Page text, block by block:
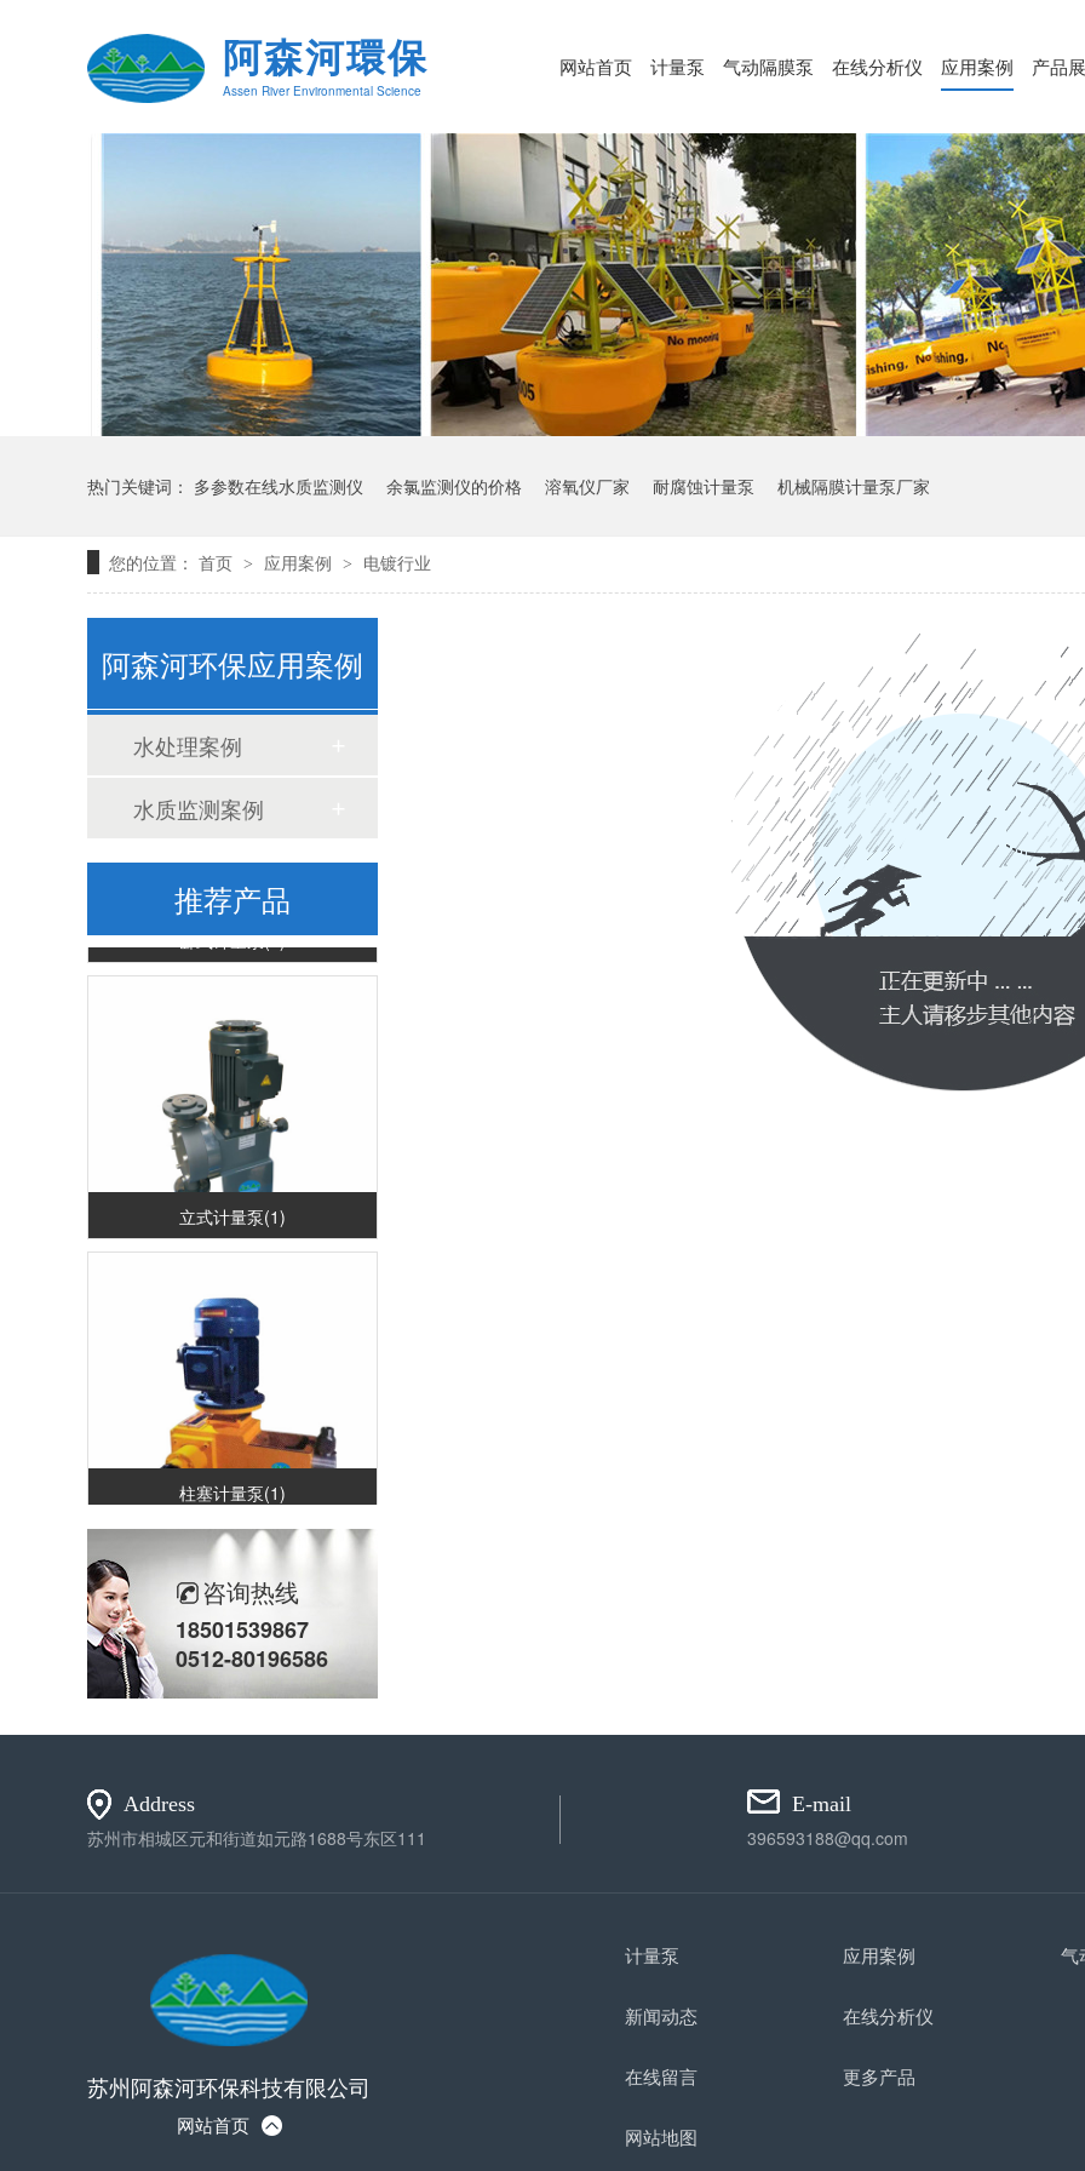
阿森河環保
Assen River Environmental Science
网站首页 计量泵 气动隔膜泵 在线分析仪 应用案例 产品
热门关键词： 多参数在线水质监测仪 余氯监测仪的价格 溶氧仪厂家 耐腐蚀计量泵 机械隔膜计量泵厂家
您的位置： 首页 > 应用案例 > 电镀行业
阿森河环保应用案例
水处理案例
水质监测案例
推荐产品
水质监测浮标（ASH-600）
卧式计量泵(1)
立式计量泵(1)
柱塞计量泵(1)
立式计量泵(2)
咨询热线
18501539867
0512-80196586
Address
苏州市相城区元和街道如元路1688号东区111
E-mail
396593188@qq.com
苏州阿森河环保科技有限公司
网站首页
计量泵 应用案例 气
新闻动态 在线分析仪
在线留言 更多产品
网站地图